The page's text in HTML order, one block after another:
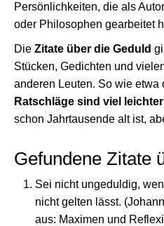
Persönlichkeiten, die als
oder Philosophen gearbeitet
Die Zitate über die Geduld
Stücken, Gedichten und
anderen Leuten. So wie etwa
Ratschläge sind viel
schon Jahrtausende alt ist,
Gefundene Zitate
Sei nicht ungeduldig,
nicht gelten lässt.
aus: Maximen und